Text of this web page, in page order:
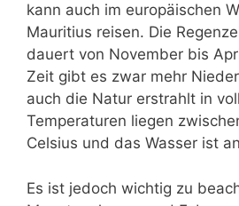
kann auch im europäischen
Mauritius reisen. Die
dauert von November bis
Zeit gibt es zwar mehr
auch die Natur erstrahlt in
Temperaturen liegen
Celsius und das Wasser ist
Es ist jedoch wichtig zu